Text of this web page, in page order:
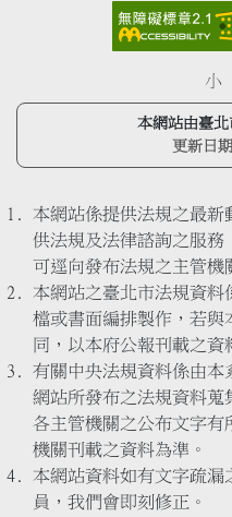
小
本網站由臺
更新日期
本網站係提供法規之最
供法規及法律諮詢之服務
可逕向發布法規之主管機
本網站之臺北市法規資
檔或書面編排製作，若與
同，以本府公報刊載之資
有關中央法規資料係由本
網站所發布之法規資料蒐
各主管機關之公布文字有
機關刊載之資料為準。
本網站資料如有文字疏漏
員，我們會即刻修正。